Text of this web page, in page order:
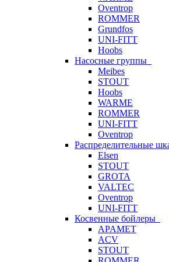
Oventrop
ROMMER
Grundfos
UNI-FITT
Hoobs
Насосные группы
Meibes
STOUT
Hoobs
WARME
ROMMER
UNI-FITT
Oventrop
Распределительные
Elsen
STOUT
GROTA
VALTEC
Oventrop
UNI-FITT
Косвенные бойлеры
APAMET
ACV
STOUT